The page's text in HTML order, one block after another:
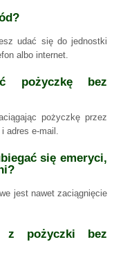
udać się do jednostki
albo internet.
pożyczkę bez
pożyczkę przez
adres e-mail.
się emeryci,
jest nawet zaciągnięcie
z pożyczki bez